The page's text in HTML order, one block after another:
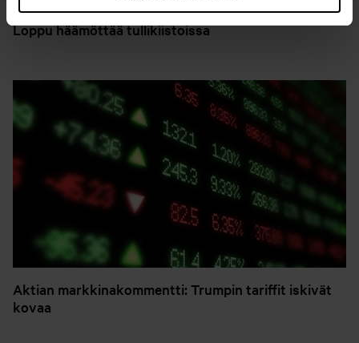
Loppu häämöttää tullikiistoissa
Aktian markkinakommentti: Trumpin tariffit iskivät
kovaa